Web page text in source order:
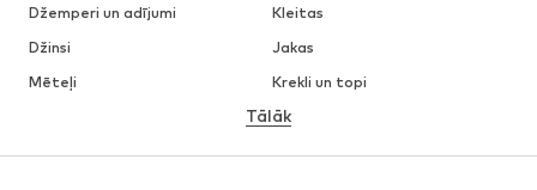
Džemperi un adījumi
Kleitas
Džinsi
Jakas
Mēteļi
Krekli un topi
Apakšveļa
Svārki
Blūzes un tunikas
Tālāk